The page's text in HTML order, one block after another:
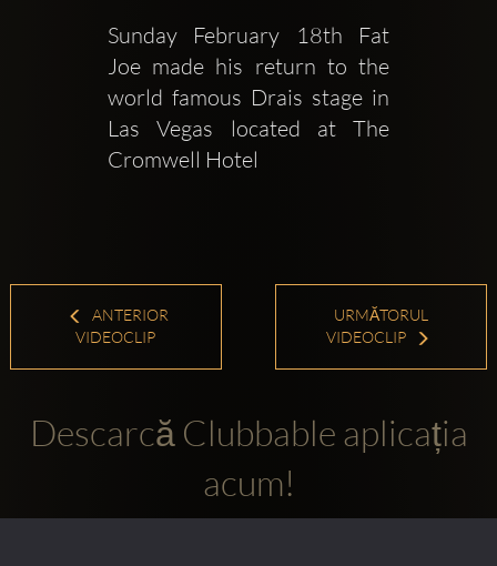
Sunday February 18th Fat
Joe made his return to the
world famous Drais stage in
Las Vegas located at The
Cromwell Hotel
ANTERIOR
VIDEOCLIP
URMĂTORUL
VIDEOCLIP
Descarcă Clubbable aplicația
acum!